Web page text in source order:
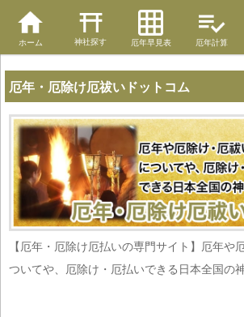
ホーム 神社探す 厄年早見表 厄年計算
厄年・厄除け厄祓いドットコム
【厄年・厄除け厄払いの専門サイト】厄年や
ついてや、厄除け・厄払いできる日本全国の